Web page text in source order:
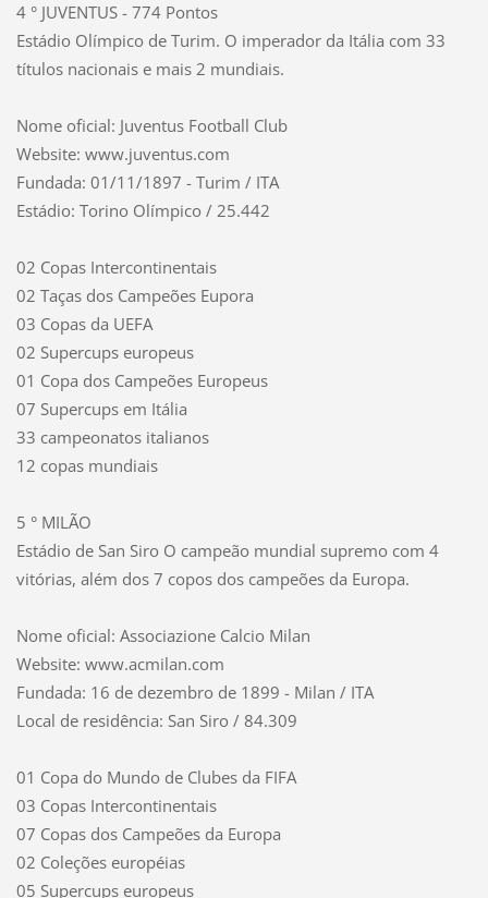
4 ° JUVENTUS - 774 Pontos
Estádio Olímpico de Turim. O imperador da Itália com 33
títulos nacionais e mais 2 mundiais.
Nome oficial: Juventus Football Club
Website: www.juventus.com
Fundada: 01/11/1897 - Turim / ITA
Estádio: Torino Olímpico / 25.442
02 Copas Intercontinentais
02 Taças dos Campeões Eupora
03 Copas da UEFA
02 Supercups europeus
01 Copa dos Campeões Europeus
07 Supercups em Itália
33 campeonatos italianos
12 copas mundiais
5 ° MILÃO
Estádio de San Siro O campeão mundial supremo com 4
vitórias, além dos 7 copos dos campeões da Europa.
Nome oficial: Associazione Calcio Milan
Website: www.acmilan.com
Fundada: 16 de dezembro de 1899 - Milan / ITA
Local de residência: San Siro / 84.309
01 Copa do Mundo de Clubes da FIFA
03 Copas Intercontinentais
07 Copas dos Campeões da Europa
02 Coleções européias
05 Supercups europeus